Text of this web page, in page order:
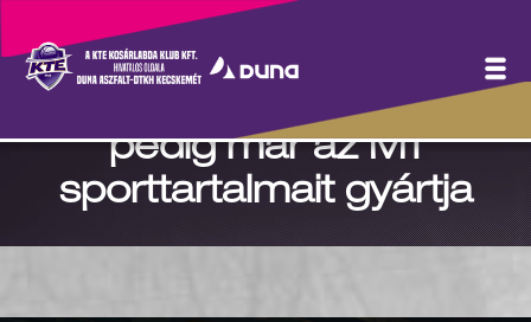
Csanádi Kristóf klubunk
sajtósaként kezdte, ma
pedig már az M1
sporttartalmait gyártja